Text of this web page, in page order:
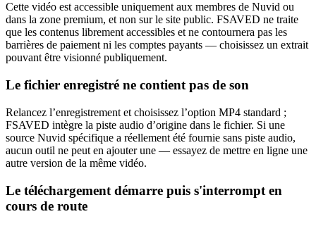
Cette vidéo est accessible uniquement aux membres de Nuvid ou
dans la zone premium, et non sur le site public. FSAVED ne traite
que les contenus librement accessibles et ne contournera pas les
barrières de paiement ni les comptes payants — choisissez un extrait
pouvant être visionné publiquement.
Le fichier enregistré ne contient pas de son
Relancez l’enregistrement et choisissez l’option MP4 standard ;
FSAVED intègre la piste audio d’origine dans le fichier. Si une
source Nuvid spécifique a réellement été fournie sans piste audio,
aucun outil ne peut en ajouter une — essayez de mettre en ligne une
autre version de la même vidéo.
Le téléchargement démarre puis s'interrompt en
cours de route